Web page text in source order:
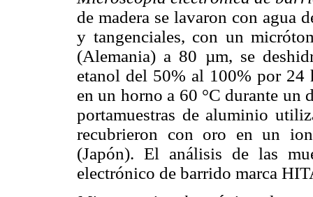
de madera se lavaron con agua
y tangenciales, con un
(Alemania) a 80 µm, se
etanol del 50% al 100% por 24
en un horno a 60 °C durante un
portamuestras de aluminio
recubrieron con oro en un
(Japón). El análisis de las
electrónico de barrido marca